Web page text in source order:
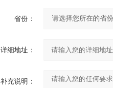
省份：
详细地址：
补充说明：